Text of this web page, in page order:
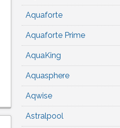
Aquaforte
Aquaforte Prime
AquaKing
Aquasphere
Aqwise
Astralpool